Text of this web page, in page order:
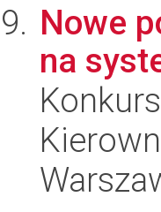
Nowe
na